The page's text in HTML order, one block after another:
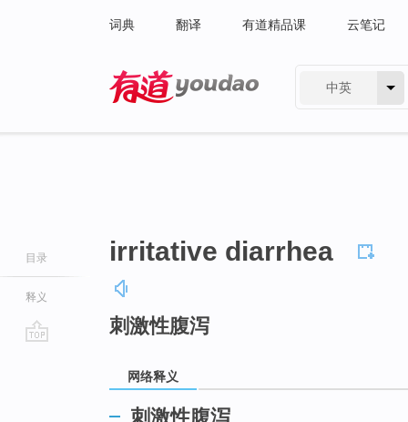
词典 翻译 有道精品课 云笔记
中英
目录
释义
irritative diarrhea
刺激性腹泻
网络释义
刺激性腹泻